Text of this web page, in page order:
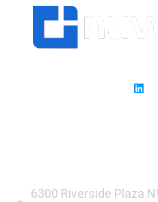
6300 Riverside Plaza